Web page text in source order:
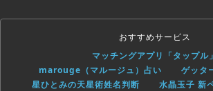
おすすめサービス
マッチングアプリ「タップル」
marouge（マルージュ）占い
ゲッタ
星ひとみの天星術姓名判断
水晶玉子 新